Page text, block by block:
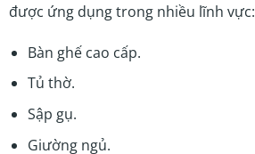
được ứng dụng trong nhiều lĩnh vực:
Bàn ghế cao cấp.
Tủ thờ.
Sập gụ.
Giường ngủ.